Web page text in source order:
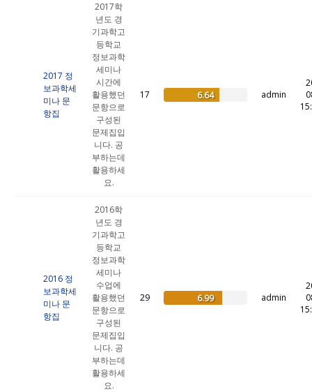
2017 정
보과학세
미나 문
항집
2017학
년도 경
기과학고
등학교
정보과학
세미나
시간에
활용했던
문항으로
구성된
문제집입
니다. 공
부하는데
활용하세
요.
17 6.64 admin
2016 정
보과학세
미나 문
항집
2016학
년도 경
기과학고
등학교
정보과학
세미나
수업에
활용했던
문항으로
구성된
문제집입
니다. 공
부하는데
활용하세
요.
29 6.99 admin